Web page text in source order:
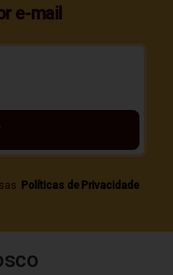
e-mail
Políticas de Privacidade